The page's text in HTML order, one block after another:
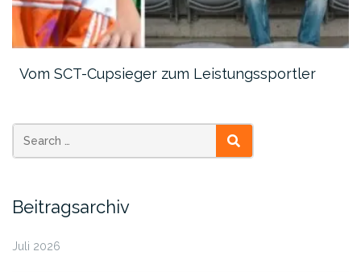
Vom SCT-Cupsieger zum Leistungssportler
SEARCH
Beitragsarchiv
Juli 2026